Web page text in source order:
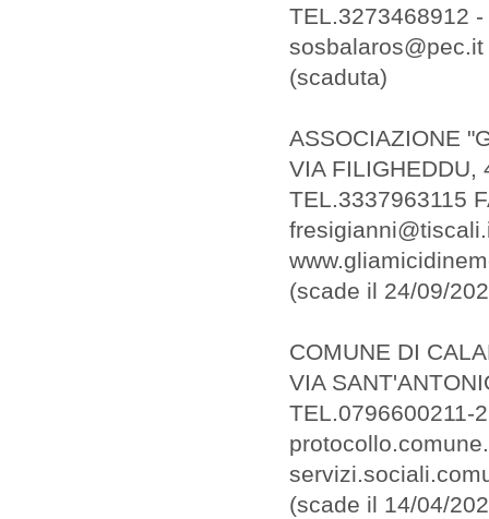
TEL.3273468912
(scaduta)
ASSOCIAZIONE
VIA FILIGHEDDU,
TEL.3337963115
(scade il 24/09/
COMUNE DI
VIA
TEL.0796600211-
(scade il 14/04/